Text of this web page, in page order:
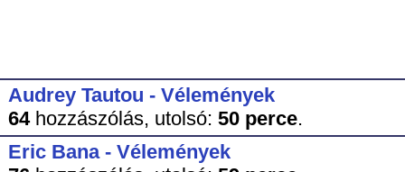
Audrey Tautou - Vélemények
64hozzászólás, utolsó: 50 perce.
Eric Bana - Vélemények